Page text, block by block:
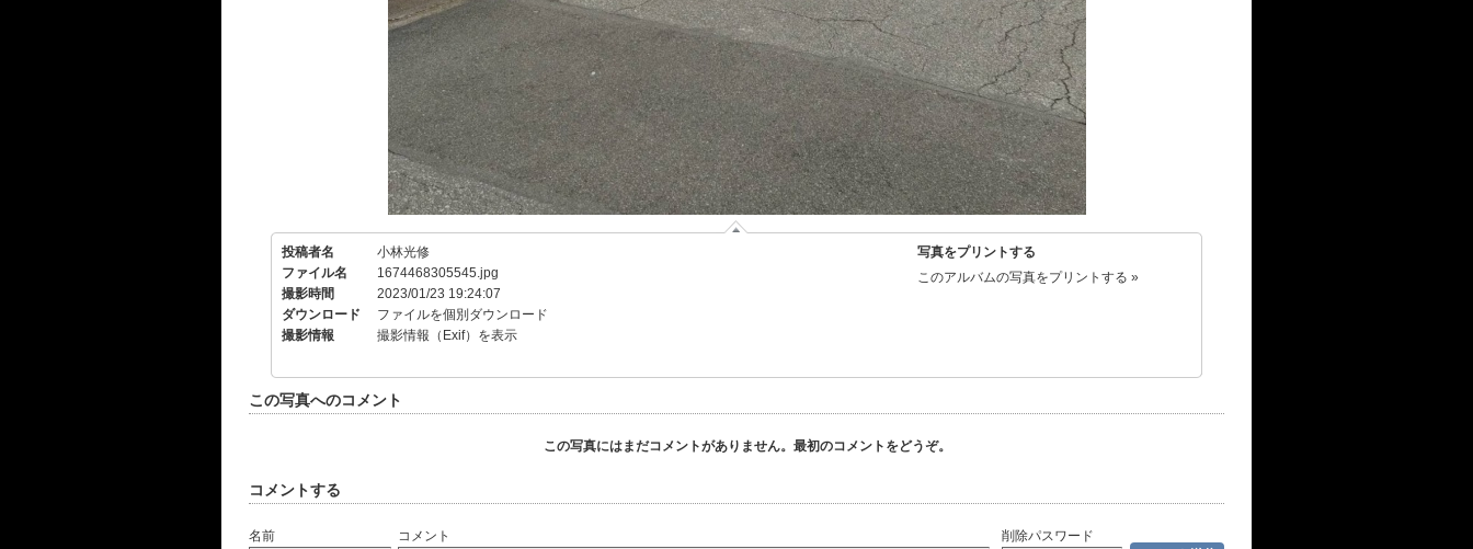
投稿者名
小林光修
ファイル名
1674468305545.jpg
撮影時間
2023/01/23 19:24:07
ダウンロード
ファイルを個別ダウンロード
撮影情報
撮影情報（Exif）を表示
写真をプリントする
このアルバムの写真をプリントする »
この写真へのコメント
この写真にはまだコメントがありません。最初のコメントをどうぞ。
コメントする
名前 コメント 削除パスワード